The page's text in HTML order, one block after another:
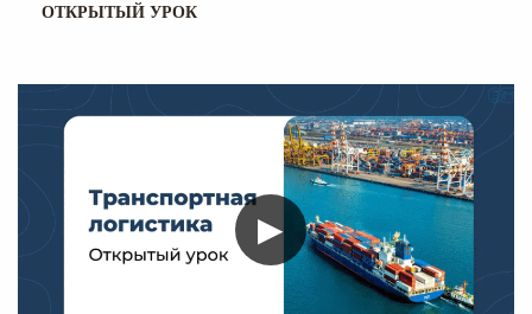
ОТКРЫТЫЙ УРОК
▶